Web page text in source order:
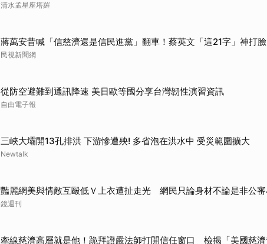
清水孟星座塔羅
蔣萬安昔喊「信慈濟還是信民進黨」翻車！蔡英文「這21字」神打臉
民視新聞網
從防空避難到通訊降速 美日歐等國分享台灣韌性演習資訊
自由電子報
三峽大壩開13孔排洪 下游慘遭殃! 多省泡在洪水中 受災範圍擴大
Newtalk
豔麗網美與情敵互毆低Ｖ上衣遭扯走光 網民只論身材不論是非公
鏡週刊
牽線慈濟高層就是他！跪拜證嚴法師打開信任窗口 檢揭「美國慈